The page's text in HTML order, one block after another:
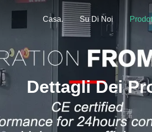
Casa. Su Di Noi
Dettagli Dei